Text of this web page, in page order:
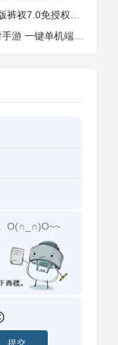
古城+天威大陆+大唐盛世【站长亲测】
后台 + 安卓 iOS 双端带教程